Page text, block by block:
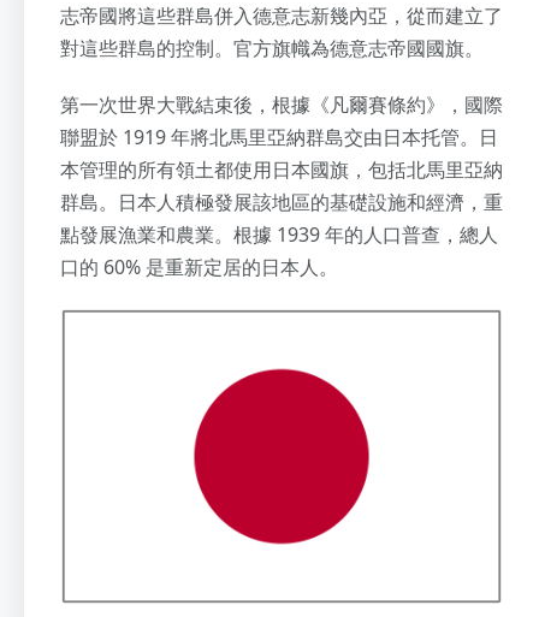
志帝國將這些群島併入德意志新幾內亞，從而建立了
對這些群島的控制。官方旗幟為德意志帝國國旗。
第一次世界大戰結束後，根據《凡爾賽條約》，國際
聯盟於 1919 年將北馬里亞納群島交由日本托管。日
本管理的所有領土都使用日本國旗，包括北馬里亞納
群島。日本人積極發展該地區的基礎設施和經濟，重
點發展漁業和農業。根據 1939 年的人口普查，總人
口的 60% 是重新定居的日本人。